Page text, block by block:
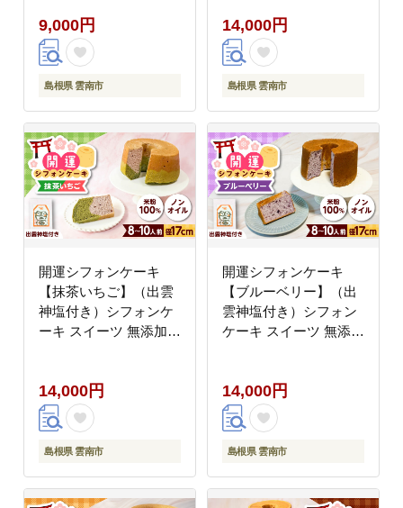
市/株式会社大東農産加
工場 [AIEG013]
9,000円
島根県 雲南市
もいろキッチン
[AIEI001]
14,000円
島根県 雲南市
開運シフォンケーキ
【抹茶いちご】（出雲
神塩付き）シフォンケ
ーキ スイーツ 無添加
ろキッチン [AIEI002]
14,000円
島根県 雲南市
開運シフォンケーキ
【ブルーベリー】（出
雲神塩付き）シフォン
ケーキ スイーツ 無添加
ろキッチン [AIEI003]
14,000円
島根県 雲南市